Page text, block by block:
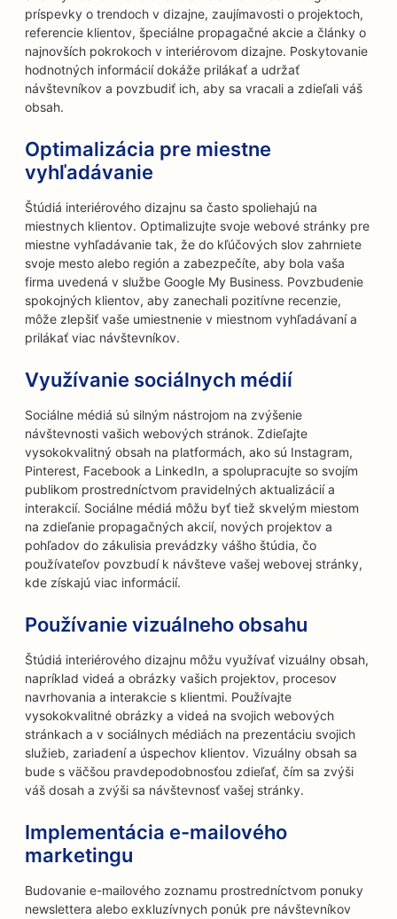
príspevky o trendoch v dizajne, zaujímavosti o projektoch,
referencie klientov, špeciálne propagačné akcie a články o
najnovších pokrokoch v interiérovom dizajne. Poskytovanie
hodnotných informácií dokáže prilákať a udržať
návštevníkov a povzbudiť ich, aby sa vracali a zdieľali váš
obsah.
Optimalizácia pre miestne
vyhľadávanie
Štúdiá interiérového dizajnu sa často spoliehajú na
miestnych klientov. Optimalizujte svoje webové stránky pre
miestne vyhľadávanie tak, že do kľúčových slov zahrniete
svoje mesto alebo región a zabezpečíte, aby bola vaša
firma uvedená v službe Google My Business. Povzbudenie
spokojných klientov, aby zanechali pozitívne recenzie,
môže zlepšiť vaše umiestnenie v miestnom vyhľadávaní a
prilákať viac návštevníkov.
Využívanie sociálnych médií
Sociálne médiá sú silným nástrojom na zvýšenie
návštevnosti vašich webových stránok. Zdieľajte
vysokokvalitný obsah na platformách, ako sú Instagram,
Pinterest, Facebook a LinkedIn, a spolupracujte so svojím
publikom prostredníctvom pravidelných aktualizácií a
interakcií. Sociálne médiá môžu byť tiež skvelým miestom
na zdieľanie propagačných akcií, nových projektov a
pohľadov do zákulisia prevádzky vášho štúdia, čo
používateľov povzbudí k návšteve vašej webovej stránky,
kde získajú viac informácií.
Používanie vizuálneho obsahu
Štúdiá interiérového dizajnu môžu využívať vizuálny obsah,
napríklad videá a obrázky vašich projektov, procesov
navrhovania a interakcie s klientmi. Používajte
vysokokvalitné obrázky a videá na svojich webových
stránkach a v sociálnych médiách na prezentáciu svojich
služieb, zariadení a úspechov klientov. Vizuálny obsah sa
bude s väčšou pravdepodobnosťou zdieľať, čím sa zvýši
váš dosah a zvýši sa návštevnosť vašej stránky.
Implementácia e-mailového
marketingu
Budovanie e-mailového zoznamu prostredníctvom ponuky
newslettera alebo exkluzívnych ponúk pre návštevníkov